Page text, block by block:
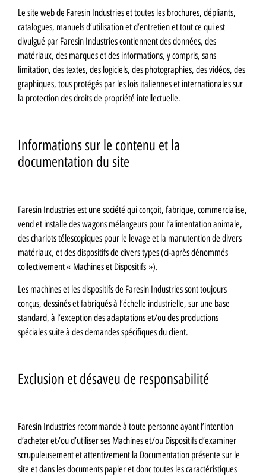
Le site web de Faresin Industries et toutes les brochures, dépliants,
catalogues, manuels d’utilisation et d’entretien et tout ce qui est
divulgué par Faresin Industries contiennent des données, des
matériaux, des marques et des informations, y compris, sans
limitation, des textes, des logiciels, des photographies, des vidéos, des
graphiques, tous protégés par les lois italiennes et internationales sur
la protection des droits de propriété intellectuelle.
Informations sur le contenu et la
documentation du site
Faresin Industries est une société qui conçoit, fabrique, commercialise,
vend et installe des wagons mélangeurs pour l’alimentation animale,
des chariots télescopiques pour le levage et la manutention de divers
matériaux, et des dispositifs de divers types (ci-après dénommés
collectivement « Machines et Dispositifs »).
Les machines et les dispositifs de Faresin Industries sont toujours
conçus, dessinés et fabriqués à l’échelle industrielle, sur une base
standard, à l’exception des adaptations et/ou des productions
spéciales suite à des demandes spécifiques du client.
Exclusion et désaveu de responsabilité
Faresin Industries recommande à toute personne ayant l’intention
d’acheter et/ou d’utiliser ses Machines et/ou Dispositifs d’examiner
scrupuleusement et attentivement la Documentation présente sur le
site et dans les documents papier et donc toutes les caractéristiques